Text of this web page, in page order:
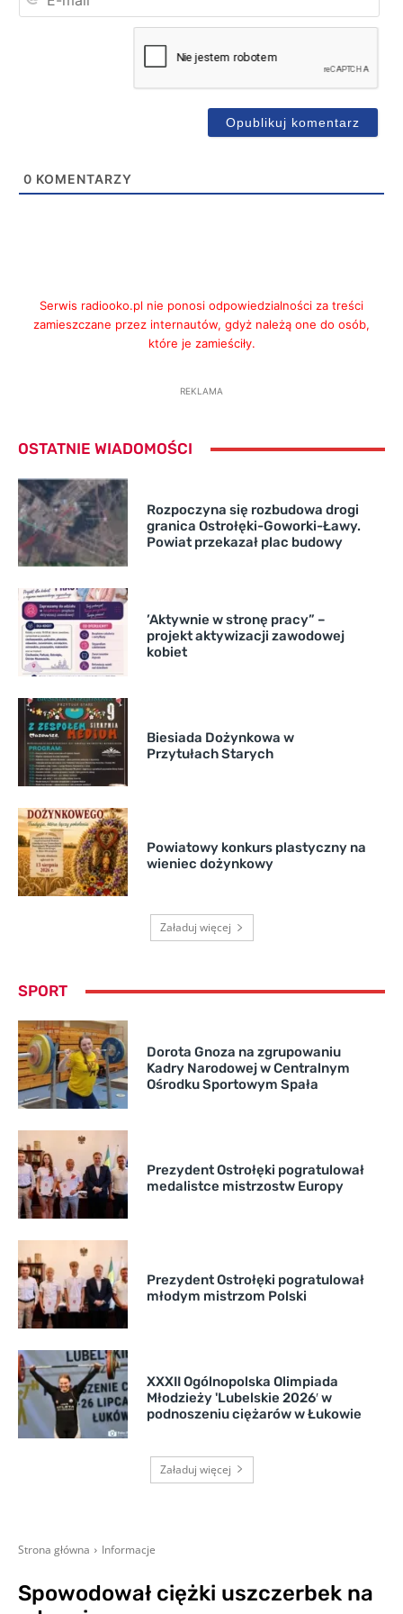
0 KOMENTARZY
Serwis radiooko.pl nie ponosi odpowiedzialności za treści
zamieszczane przez internautów, gdyż należą one do osób,
które je zamieściły.
REKLAMA
OSTATNIE WIADOMOŚCI
Rozpoczyna się rozbudowa drogi
granica Ostrołęki-Goworki-Ławy.
Powiat przekazał plac budowy
’Aktywnie w stronę pracy” –
projekt aktywizacji zawodowej
kobiet
Biesiada Dożynkowa w
Przytułach Starych
Powiatowy konkurs plastyczny na
wieniec dożynkowy
Załaduj więcej
SPORT
Dorota Gnoza na zgrupowaniu
Kadry Narodowej w Centralnym
Ośrodku Sportowym Spała
Prezydent Ostrołęki pogratulował
medalistce mistrzostw Europy
Prezydent Ostrołęki pogratulował
młodym mistrzom Polski
XXXII Ogólnopolska Olimpiada
Młodzieży 'Lubelskie 2026′ w
podnoszeniu ciężarów w Łukowie
Załaduj więcej